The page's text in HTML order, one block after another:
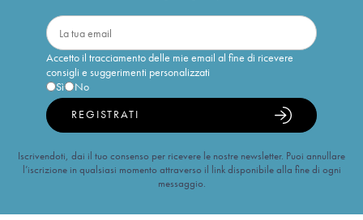
Accetto il tracciamento delle mie email al fine di ricevere
consigli e suggerimenti personalizzati
Sì
No
REGISTRATI
Iscrivendoti, dai il tuo consenso per ricevere le nostre newsletter. Puoi annullare
l’iscrizione in qualsiasi momento attraverso il link disponibile alla fine di ogni
messaggio.